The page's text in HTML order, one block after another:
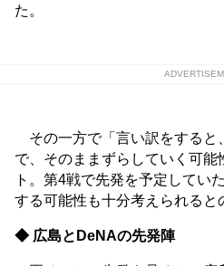
た。
その一方で「言い訳をすると
で、そのままずらしていく可
ト。第4戦で先発を予定してい
する可能性も十分考えられると
◆ 広島とDeNAの先発陣